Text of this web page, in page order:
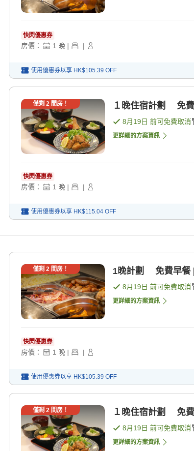
快閃優惠券
房價： 1 晚 | |
使用優惠券以享 HK$105.39 OFF
僅剩 2間房！ １晚住宿計劃 免費
8月19日 前可免費取消
更詳細的方案資訊
快閃優惠券
房價： 1 晚 | |
使用優惠券以享 HK$115.04 OFF
僅剩 2間房！ 1晚計劃 免費早餐
8月19日 前可免費取消
更詳細的方案資訊
快閃優惠券
房價： 1 晚 | |
使用優惠券以享 HK$105.39 OFF
僅剩 2間房！ １晚住宿計劃 免費
8月19日 前可免費取消
更詳細的方案資訊